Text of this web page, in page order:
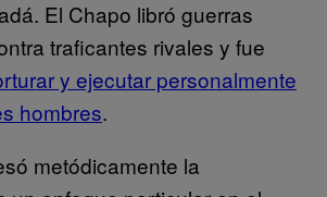
El Chapo libró guerras
traficantes rivales y fue
y ejecutar personalmente
hombres.
metódicamente la